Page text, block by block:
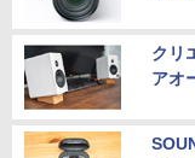
クリ
アオ